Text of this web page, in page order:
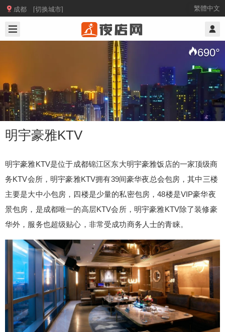
成都 [切换城市] 繁體中文
690°
明宇豪雅KTV
明宇豪雅KTV是位于成都锦江区东大明宇豪雅饭店的一家顶级商
务KTV会所， 明宇豪雅KTV拥有39间豪华夜总会包房，其中三楼
主要是大中小包房，四楼是少量的私密包房，48楼是VIP豪华夜
景包房，是成都唯一的高层KTV会所，明宇豪雅KTV除了装修豪
华外，服务也超级贴心，非常受成功商务人士的青睐。
@ 成都夜店网 2024/8/06
明宇豪雅KTV
明宇豪雅KTV是位于成都锦江区东大明宇豪雅饭店
的一家顶级商务KTV会所，明宇豪雅KTV拥有39间
豪华夜总会包房，其中三楼主要是大中小包房，四
楼是少量的私密包房，48楼是VIP豪华夜景包房，
是成都唯一的高层KTV会所，明宇豪雅KTV除了装
修豪华外，服务也超级贴心，非常受成功商务人士
的青睐。 房间数量：各种规格包房共有39间。 包厢
开台费用：980元到3180元不等。 包厢最低消费：
3280元到19800元不等。 包厢小费：2200元、240
扫描二维码继续阅读